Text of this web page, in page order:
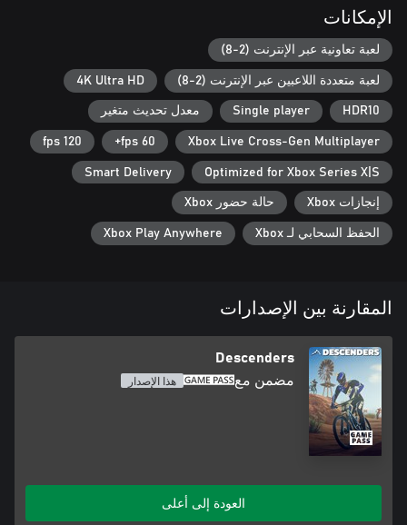
• Gain access to your team's exclusive channel on the Descenders
Discord server
الإمكانات
لعبة تعاونية عبر الإنترنت (2-8)
لعبة متعددة اللاعبين عبر الإنترنت (2-8) 4K Ultra HD
HDR10
Single player معدل تحديث متغير
Xbox Live Cross-Gen Multiplayer
60 fps+
120 fps
Optimized for Xbox Series X|S
Smart Delivery
إنجازات Xbox حالة حضور Xbox
الحفظ السحابي لـ Xbox Xbox Play Anywhere
المقارنة بين الإصدارات
Descenders
مضمن مع هذا الإصدار
العودة إلى أعلى